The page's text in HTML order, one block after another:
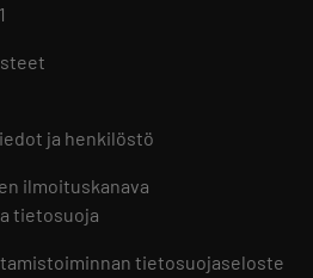
ja henkilöstö
ilmoituskanava
tietosuoja
tietosuojaseloste